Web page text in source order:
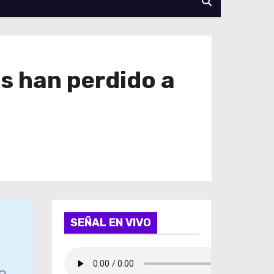
han perdido a
SEÑAL EN VIVO